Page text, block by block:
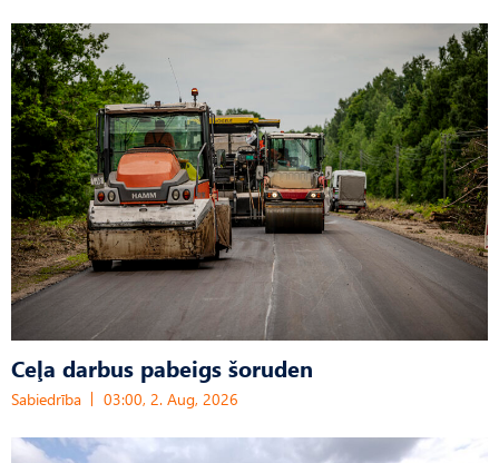
Ceļa darbus pabeigs šoruden
Sabiedrība 03:00, 2. Aug, 2026